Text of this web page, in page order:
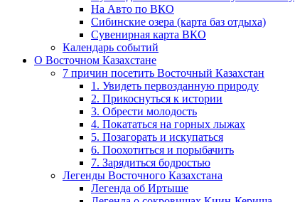
На Авто по ВКО
Сибинские озера (карта баз отдыха)
Сувенирная карта ВКО
Календарь событий
О Восточном Казахстане
7 причин посетить Восточный Казахстан
1. Увидеть первозданную природу
2. Прикоснуться к истории
3. Обрести молодость
4. Покататься на горных лыжах
5. Позагорать и искупаться
6. Поохотиться и порыбачить
7. Зарядиться бодростью
Легенды Восточного Казахстана
Легенда об Иртыше